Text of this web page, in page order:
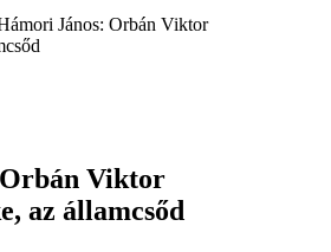
János: Orbán Viktor
Viktor
az államcsőd